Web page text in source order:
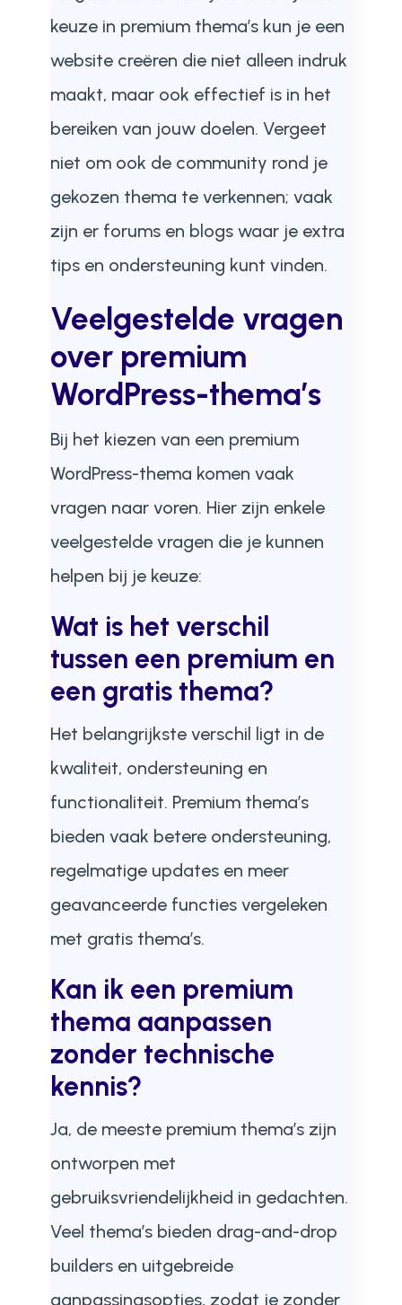
keuze in premium thema’s kun je een
website creëren die niet alleen indruk
maakt, maar ook effectief is in het
bereiken van jouw doelen. Vergeet
niet om ook de community rond je
gekozen thema te verkennen; vaak
zijn er forums en blogs waar je extra
tips en ondersteuning kunt vinden.
Veelgestelde vragen
over premium
WordPress-thema’s
Bij het kiezen van een premium
WordPress-thema komen vaak
vragen naar voren. Hier zijn enkele
veelgestelde vragen die je kunnen
helpen bij je keuze:
Wat is het verschil
tussen een premium en
een gratis thema?
Het belangrijkste verschil ligt in de
kwaliteit, ondersteuning en
functionaliteit. Premium thema’s
bieden vaak betere ondersteuning,
regelmatige updates en meer
geavanceerde functies vergeleken
met gratis thema’s.
Kan ik een premium
thema aanpassen
zonder technische
kennis?
Ja, de meeste premium thema’s zijn
ontworpen met
gebruiksvriendelijkheid in gedachten.
Veel thema’s bieden drag-and-drop
builders en uitgebreide
aanpassingsopties, zodat je zonder